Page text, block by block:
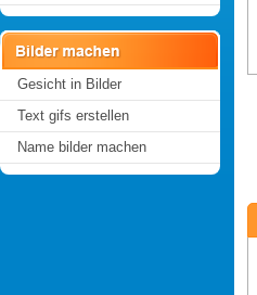
Gesicht in Bilder
Text gifs erstellen
Name bilder machen